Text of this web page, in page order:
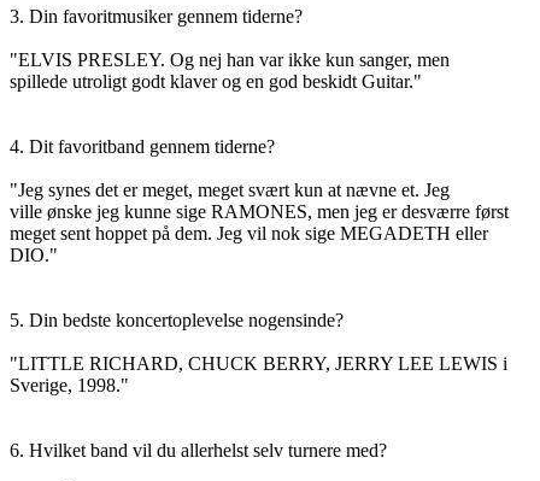
3. Din favoritmusiker gennem tiderne?
"ELVIS PRESLEY. Og nej han var ikke kun sanger, men
spillede utroligt godt klaver og en god beskidt Guitar."
4. Dit favoritband gennem tiderne?
"Jeg synes det er meget, meget svært kun at nævne et. Jeg
ville ønske jeg kunne sige RAMONES, men jeg er desværre først
meget sent hoppet på dem. Jeg vil nok sige MEGADETH eller
DIO."
5. Din bedste koncertoplevelse nogensinde?
"LITTLE RICHARD, CHUCK BERRY, JERRY LEE LEWIS i
Sverige, 1998."
6. Hvilket band vil du allerhelst selv turnere med?